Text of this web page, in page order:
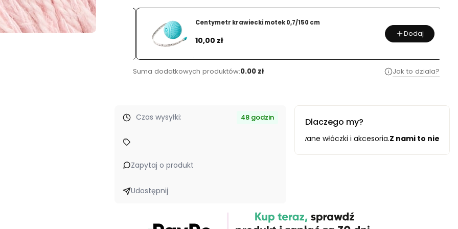
Dodaj
Centymetr krawiecki motek 0,7/150 cm
Cena
10,00 zł
Dodaj
Suma dodatkowych produktów:0.00 zł Jak to dziala?
Czas wysyłki: 48 godzin
Zapytaj o produkt
Udostępnij
Dlaczego my?
- wybieramy tylko starannie wyselekcjonowane włóczki i akcesoria. Z nami to nie tylko zakupy– to